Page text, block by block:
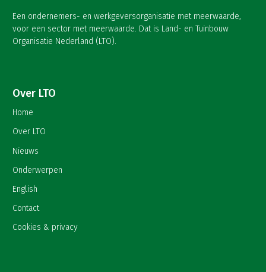
Een ondernemers- en werkgeversorganisatie met meerwaarde,
voor een sector met meerwaarde. Dat is Land- en Tuinbouw
Organisatie Nederland (LTO).
Over LTO
Home
Over LTO
Nieuws
Onderwerpen
English
Contact
Cookies & privacy